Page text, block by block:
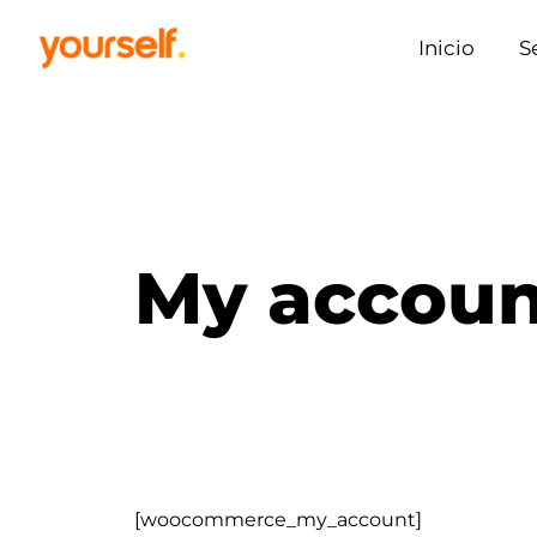
Inicio
My
[woocommerce_my_account]